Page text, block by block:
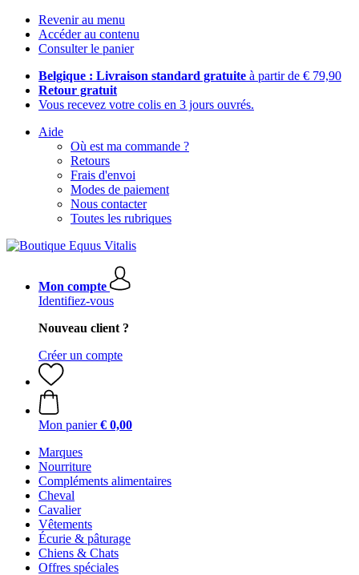
Revenir au menu
Accéder au contenu
Consulter le panier
Belgique : Livraison standard gratuite à partir de € 79,90
Retour gratuit
Vous recevez votre colis en 3 jours ouvrés.
Aide
Où est ma commande ?
Retours
Frais d'envoi
Modes de paiement
Nous contacter
Toutes les rubriques
Mon compte
Identifiez-vous
Nouveau client ?
Créer un compte
Mon panier € 0,00
Marques
Nourriture
Compléments alimentaires
Cheval
Cavalier
Vêtements
Écurie & pâturage
Chiens & Chats
Offres spéciales